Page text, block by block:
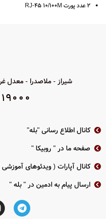
2 عدد پورت RJ-45 10/100M
ماکزیمم توان هر پورت 30 وات و توان
شیراز - ملاصدرا - معدل
کانال اطلاع رسانی "بله"
صفحه ما در " روبیکا "
کانال آپارات ( ویدئوهای
ارسال پیام به ادمین در " بله "